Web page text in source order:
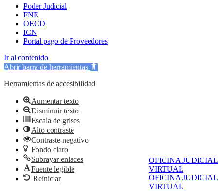
OFICINA JUDICIAL
VIRTUAL
OFICINA JUDICIAL
VIRTUAL
Poder Judicial
FNE
OECD
ICN
Portal pago de Proveedores
Ir al contenido
Abrir barra de herramientas
Herramientas de accesibilidad
Aumentar texto
Disminuir texto
Escala de grises
Alto contraste
Contraste negativo
Fondo claro
Subrayar enlaces
Fuente legible
Reiniciar